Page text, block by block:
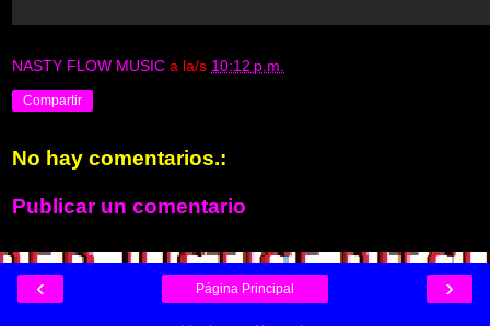
NASTY FLOW MUSIC a la/s 10:12 p.m.
Compartir
No hay comentarios.:
Publicar un comentario
‹ ›
Página Principal